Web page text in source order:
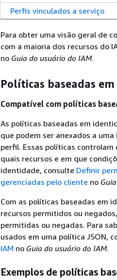
Perfis vinculados a serviço
Para obter uma visão geral de
com a maioria dos recursos do
no Guia do usuário do IAM.
Políticas baseadas
Compatível com políticas
As políticas baseadas em
que podem ser anexados a
perfil. Essas políticas controlam
quais recursos e em que
identidade, consulte Definir
gerenciadas pelo cliente no
Com as políticas baseadas em
recursos permitidos ou
permitidas ou negadas. Para
usados em uma política JSON,
IAM no Guia do usuário do IAM.
Exemplos de políticas